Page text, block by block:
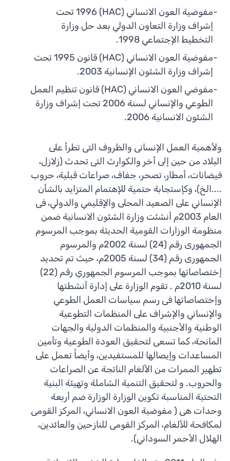
-
مفوضية العون الانساني (HAC) 1996 تحت
إشراف وزارة التعاون الدولي بعد حل وزارة
التخطيط الإجتماعي 1998.
-
مفوضية العون الانساني (HAC) قانون 1995 تحت
إشراف وزارة الشئون الإنسانية 2003.
-
مفوضي العون الانساني (HAC) قانون تنظيم العمل
الطوعي والإنساني لسنة 2006 تحت إشراف وزارة
الشئون الانسانية 2006.
ولأهمية العمل الإنسانى والظروف التى تطرأ على
البلاد من حين إلى أخر والكوارث التى تحدث (زلازل،
فيضانات، أمطار، تصحر، جفاف، صراعات قبلية، حروب
....الخ)، وكإستجابة حتمية للإهتمام المتزايد بالشأن
الإنساني على الصعيد المحلى والإقليمي والدولي، فى
العام 2003م أنشئت وزارة الشئون الانسانية ضمن
منظومة الوزارات القومية الحديثة بموجب المرسوم
الجمهورى رقم (24) لسنة 2002م والمرسوم
الجمهورى رقم (34) لسنة 2005م، حيث تم تحديد
إختصاصاتها بموجب المرسوم الجمهوري رقم (22)
لسنة 2010م . تقوم الوزارة على إدارة أنشطتها
وإختصاصاتها فى رسم سياسات العمل الطوعي
والإنساني والإشراف على المنظمات التطوعية
الوطنية والأجنبية والمنظمات الدولية والجهات
المانحة، كما تسعى لتحقيق العودة الطوعية وتأمين
المساعدات وإيصالها للمستفيدين، وأيضاً تعمل على
تطهير الممرات من الألغام الناتجة عن الصراعات
والحروب. و لتحقيق التنمية الشاملة وتهيئة البنية
التحتية المناسبة تكوين الوزارة الوزارة ضم أربعة
وحدات هى ( مفوضية العون الانساني، المركز القومى
لمكافحة للألغام، المركز القومى للنازحين والعائدين،
الهلال الأحمر السوداني).